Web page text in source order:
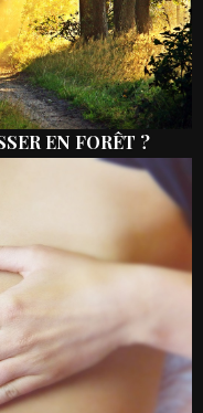
EN FORÊT ?